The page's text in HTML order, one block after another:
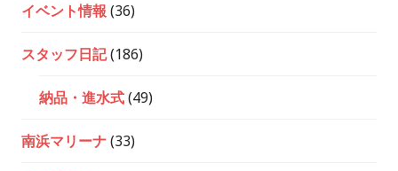
イベント情報 (36)
スタッフ日記(186)
納品・進水式(49)
南浜マリーナ(33)